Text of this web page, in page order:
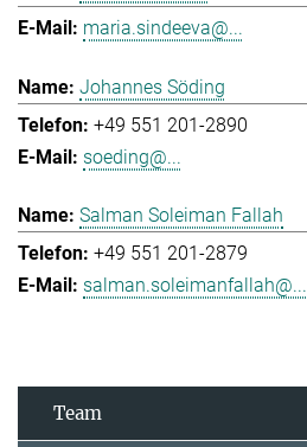
maria.sindeeva@...
Johannes Söding
+49 551 201-2890
soeding@...
Salman Soleiman Fallah
+49 551 201-2879
salman.soleimanfallah@...
Team